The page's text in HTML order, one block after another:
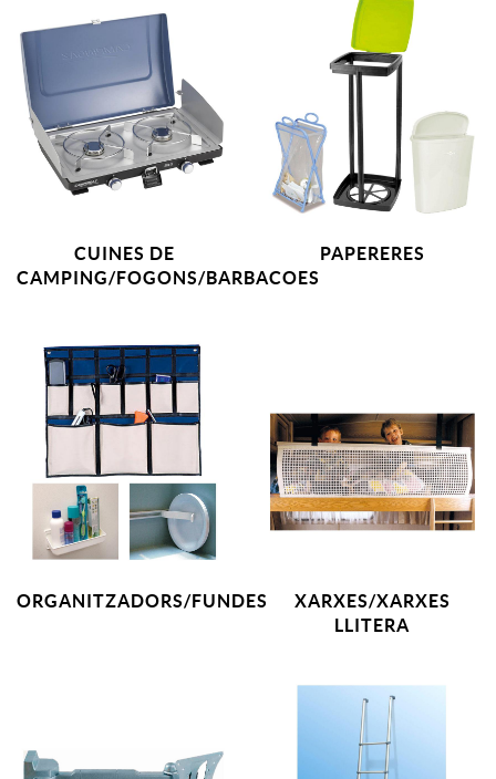
CUINES DE
CAMPING/FOGONS/BARBACOES
PAPERERES
ORGANITZADORS/FUNDES
XARXES/XARXES
LLITERA